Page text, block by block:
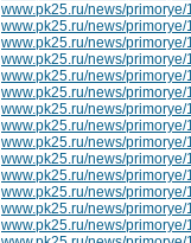
www.pk25.ru/news/
www.pk25.ru/news/
www.pk25.ru/news/
www.pk25.ru/news/
www.pk25.ru/news/
www.pk25.ru/news/
www.pk25.ru/news/
www.pk25.ru/news/
www.pk25.ru/news/
www.pk25.ru/news/
www.pk25.ru/news/
www.pk25.ru/news/
www.pk25.ru/news/
www.pk25.ru/news/